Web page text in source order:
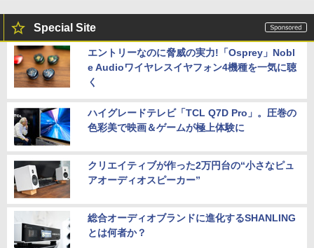
Special Site
エントリーなのに脅威の実力!「Osprey」Nobl
e Audioワイヤレスイヤフォン4機種を一気に聴
く
ハイグレードテレビ「TCL Q7D Pro」。圧巻の
色彩美で映画＆ゲームが極上体験に
クリエイティブが作った2万円台の“小さなピュ
アオーディオスピーカー”
総合オーディオブランドに進化するSHANLING
とは何者か？